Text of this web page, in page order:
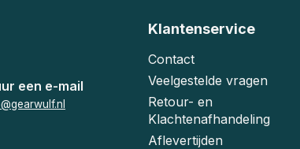
een e-mail
Klantenservice
Contact
Veelgestelde vragen
Retour- en
Klachtenafhandeling
Aflevertijden